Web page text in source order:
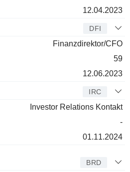
12.04.2023
DFI
Finanzdirektor/CFO
59
12.06.2023
IRC
Investor Relations Kontakt
-
01.11.2024
BRD